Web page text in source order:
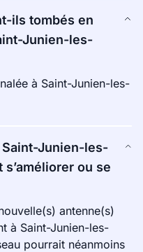
ils tombés en
Junien-les-
à Saint-Junien-les-
Junien-les-
ou se
antenne(s)
à Saint-Junien-les-
pourrait néanmoins